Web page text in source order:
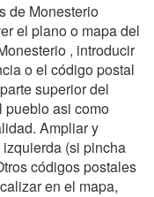
de Monesterio
el plano o mapa del
, introducir
o el código postal
superior del
pueblo asi como
Ampliar y
(si pincha
códigos postales
en el mapa,